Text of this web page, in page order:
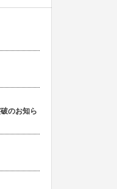
のお知ら